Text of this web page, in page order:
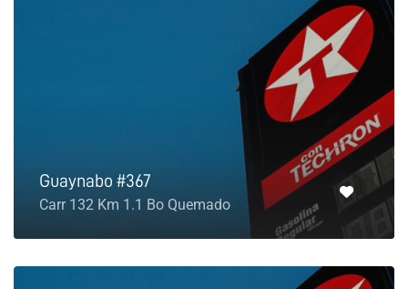
Guaynabo #367
Carr 132 Km 1.1 Bo Quemado